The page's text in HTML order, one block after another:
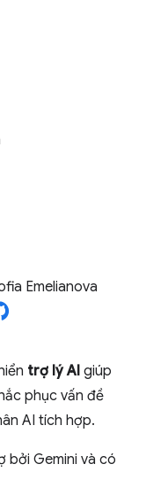
Emelianova
trợ lý AI giúp
phục vấn đề
AI tích hợp.
bởi Gemini và có